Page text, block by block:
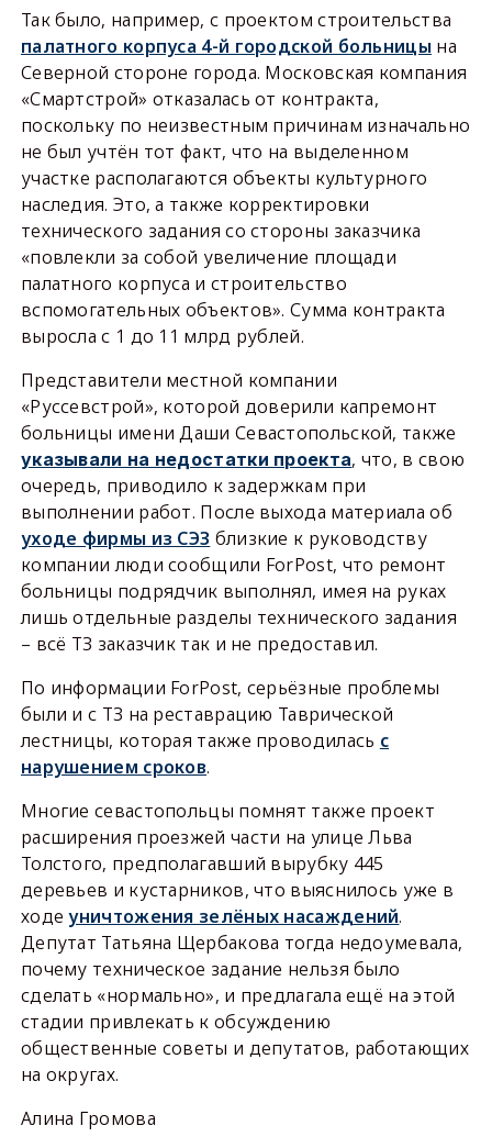
Так было, например, с проектом строительства
палатного корпуса 4-й городской больницы на
Северной стороне города. Московская компания
«Смартстрой» отказалась от контракта,
поскольку по неизвестным причинам изначально
не был учтён тот факт, что на выделенном
участке располагаются объекты культурного
наследия. Это, а также корректировки
технического задания со стороны заказчика
«повлекли за собой увеличение площади
палатного корпуса и строительство
вспомогательных объектов». Сумма контракта
выросла с 1 до 11 млрд рублей.
Представители местной компании
«Руссевстрой», которой доверили капремонт
больницы имени Даши Севастопольской, также
указывали на недостатки проекта, что, в свою
очередь, приводило к задержкам при
выполнении работ. После выхода материала об
уходе фирмы из СЭЗ близкие к руководству
компании люди сообщили ForPost, что ремонт
больницы подрядчик выполнял, имея на руках
лишь отдельные разделы технического задания
– всё ТЗ заказчик так и не предоставил.
По информации ForPost, серьёзные проблемы
были и с ТЗ на реставрацию Таврической
лестницы, которая также проводилась с
нарушением сроков.
Многие севастопольцы помнят также проект
расширения проезжей части на улице Льва
Толстого, предполагавший вырубку 445
деревьев и кустарников, что выяснилось уже в
ходеуничтожения зелёных насаждений.
Депутат Татьяна Щербакова тогда недоумевала,
почему техническое задание нельзя было
сделать «нормально», и предлагала ещё на этой
стадии привлекать к обсуждению
общественные советы и депутатов, работающих
на округах.
Алина Громова